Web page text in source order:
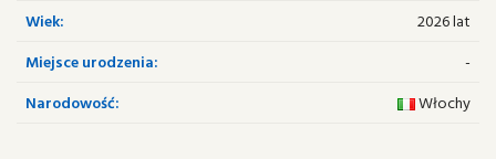
Wiek:
2026 lat
Miejsce urodzenia:
-
Narodowość:
Włochy